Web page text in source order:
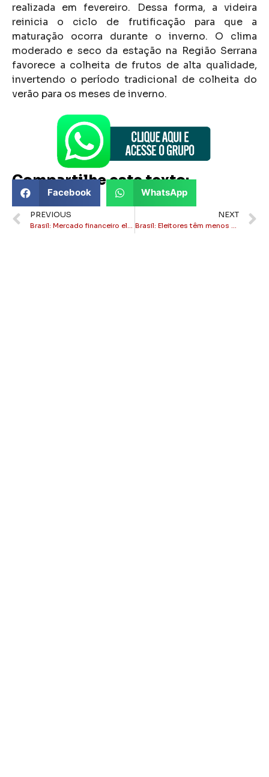
realizada em fevereiro. Dessa forma, a videira
reinicia o ciclo de frutificação para que a
maturação ocorra durante o inverno. O clima
moderado e seco da estação na Região Serrana
favorece a colheita de frutos de alta qualidade,
invertendo o período tradicional de colheita do
verão para os meses de inverno.
Compartilhe este texto:
Facebook WhatsApp
PREVIOUS
Brasil: Mercado financeiro eleva projeção da inflação para 4,36% em 2026
NEXT
Brasil: Eleitores têm menos de um mês para regularizar título de eleitor